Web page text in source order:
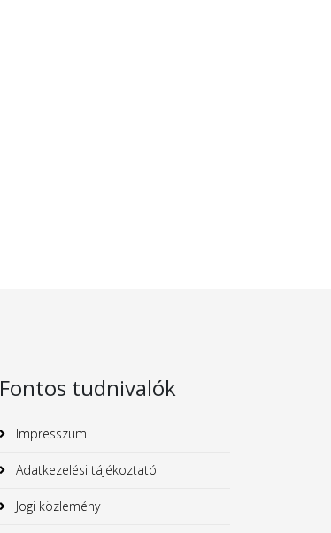
Fontos tudnivalók
Impresszum
Adatkezelési tájékoztató
Jogi közlemény